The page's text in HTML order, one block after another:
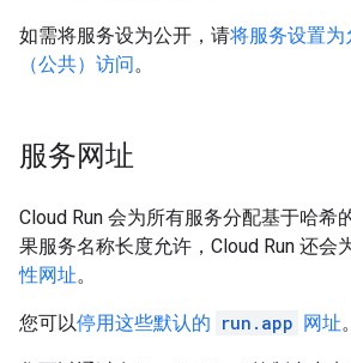
如需将服务设为公开，请将服务设置为
（公共）访问。
服务网址
Cloud Run 会为所有服务分配基于哈希
果服务名称长度允许，Cloud Run 还会
性网址。
您可以停用这些默认的 run.app 网址。